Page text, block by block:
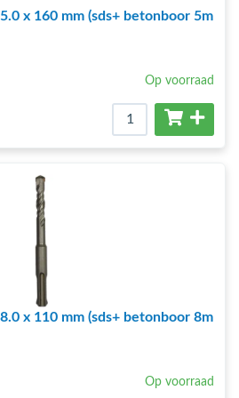
x 160 mm (sds+ betonboor 5m
Op voorraad
x 110 mm (sds+ betonboor 8m
Op voorraad